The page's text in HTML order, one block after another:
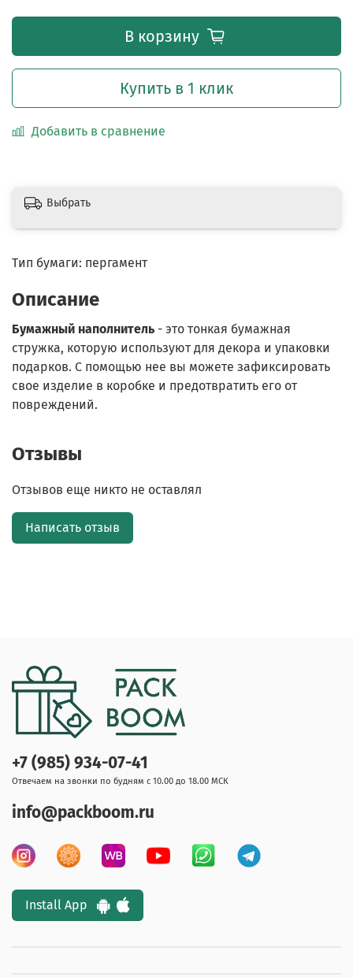
В корзину
Купить в 1 клик
Добавить в сравнение
Выбрать
Тип бумаги: пергамент
Описание
Бумажный наполнитель - это тонкая бумажная
стружка, которую используют для декора и упаковки
подарков. С помощью нее вы можете зафиксировать
свое изделие в коробке и предотвратить его от
повреждений.
Отзывы
Отзывов еще никто не оставлял
Написать отзыв
Install App
+7 (985) 934-07-41
Отвечаем на звонки по будням с 10.00 до 18.00 МСК
info@packboom.ru